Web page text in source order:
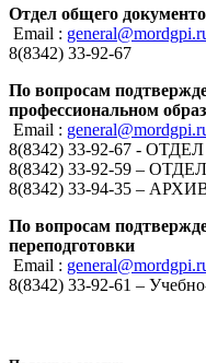
Отдел общего
Email :
8(8342) 33-92-67
По вопросам
профессиональном
Email :
8(8342) 33-92-67 -
8(8342) 33-92-59 –
8(8342) 33-94-35 –
По вопросам
переподготовки
Email :
8(8342) 33-92-61 –